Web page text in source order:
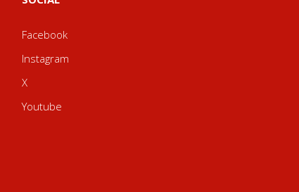
Facebook
Instagram
X
Youtube